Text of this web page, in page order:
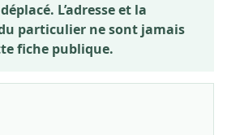
L’adresse et la
particulier ne sont jamais
fiche publique.